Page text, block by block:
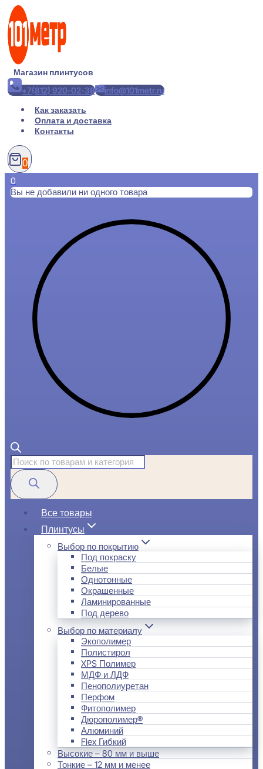
Перейти
содержимому
Магазин плинтусов
+7(812) 920-02-38
info@101metr.ru
Как заказать
Оплата и доставка
Контакты
0
0
Вы не добавили ни одного товара
Поиск
товаров
Все товары
Плинтусы
Выбор по покрытию
Под покраску
Белые
Однотонные
Окрашенные
Ламинированные
Под дерево
Выбор по материалу
Экополимер
Полистирол
XPS Полимер
МДФ и ЛДФ
Пенополиуретан
Перфом
Фитополимер
Дюрополимер®
Алюминий
Flex Гибкий
Высокие – 80 мм и выше
Тонкие – 12 мм и менее